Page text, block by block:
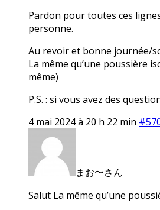
Pardon pour toutes ces
personne.
Au revoir et bonne journée/
La même qu’une poussière
même)
P.S. : si vous avez des
4 mai 2024 à 20 h 22 min
まお〜さん
Salut La même qu’une